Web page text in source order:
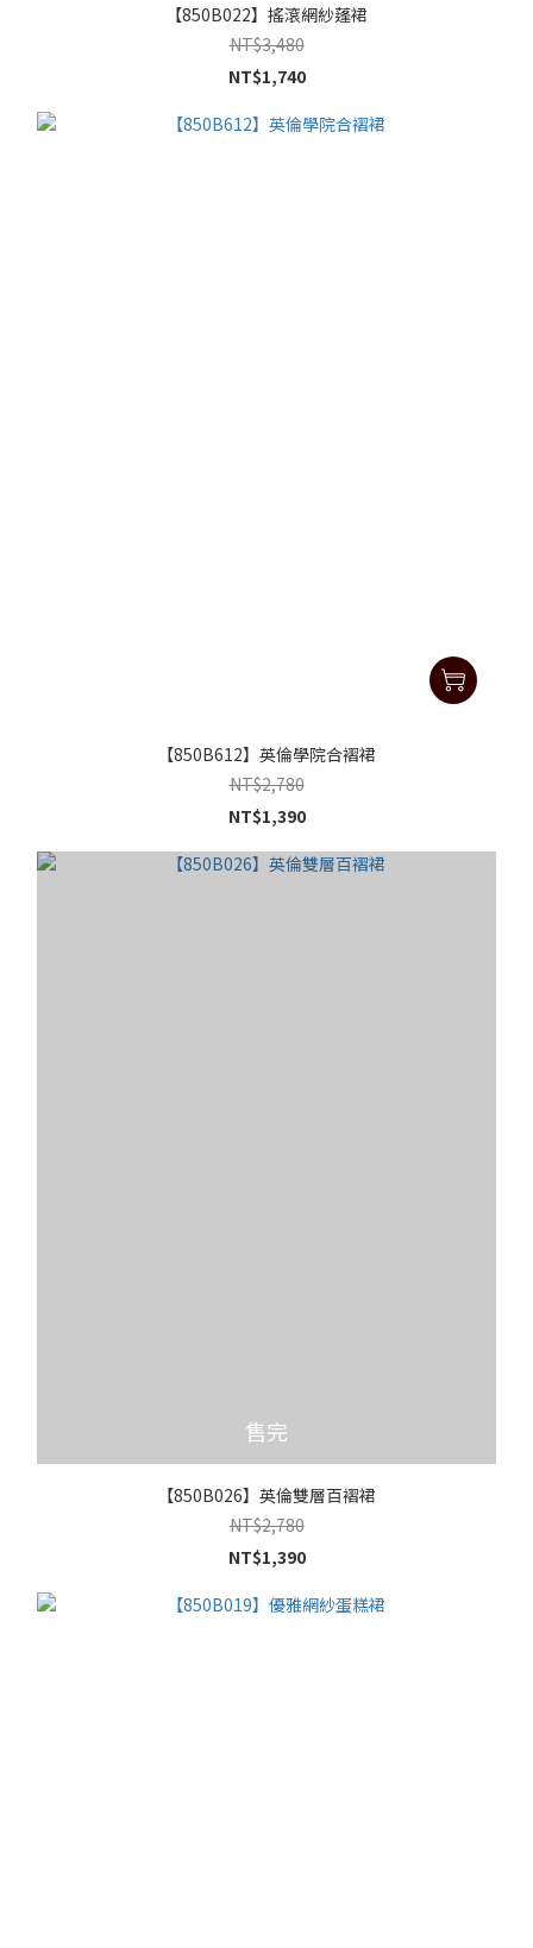
【850B022】搖滾網紗蓬裙
NT$3,480
NT$1,740
【850B612】英倫學院合褶裙
NT$2,780
NT$1,390
售完
【850B026】英倫雙層百褶裙
NT$2,780
NT$1,390